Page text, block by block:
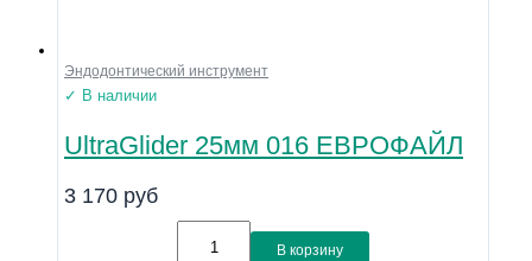
Эндодонтический инструмент
✓ В наличии
UltraGlider 25мм 016 ЕВРОФАЙЛ
3 170 руб
В корзину